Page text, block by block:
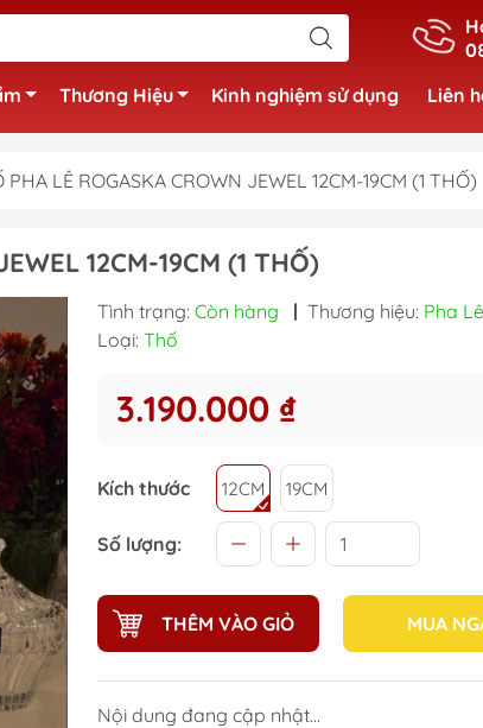
Thương Hiệu Kinh nghiệm sử dụng Liên
PHA LÊ ROGASKA CROWN JEWEL 12CM-19CM (1 THỐ)
12CM-19CM (1 THỐ)
Tình trạng: Còn hàng | Thương hiệu: Pha
Loại: Thố
3.190.000 ₫
Kích thước 12CM 19CM
Số lượng:
THÊM VÀO GIỎ MUA
Nội dung đang cập nhật...